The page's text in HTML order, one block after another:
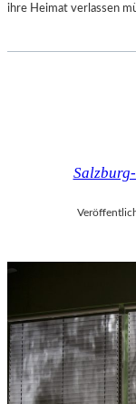
ihre Heimat verlassen